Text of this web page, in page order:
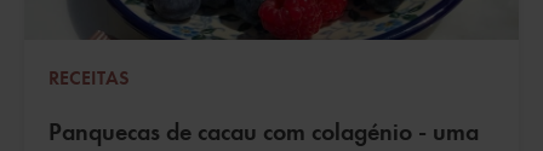
RECEITAS
Panquecas de cacau com colagénio - uma